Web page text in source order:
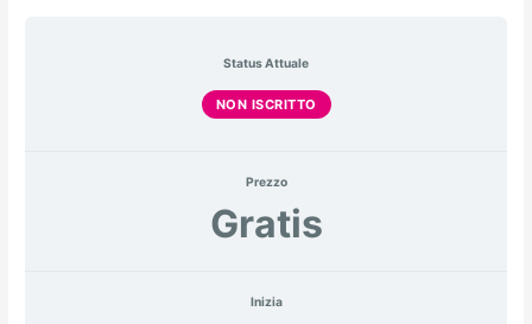
Status Attuale
NON ISCRITTO
Prezzo
Gratis
Inizia